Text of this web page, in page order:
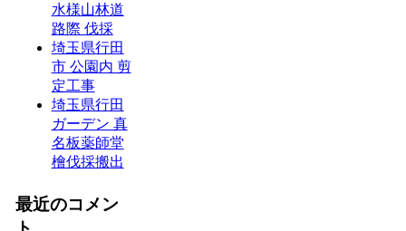
水様山林道
路際 伐採
埼玉県行田
市 公園内 剪
定工事
埼玉県行田
ガーデン 真
名板薬師堂
檜伐採搬出
最近のコメン